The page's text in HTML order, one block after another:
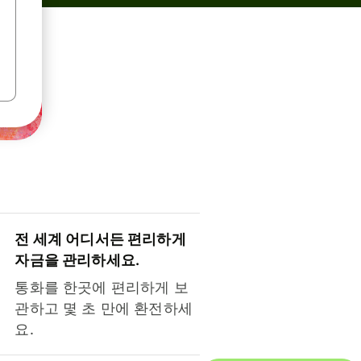
전 세계 어디서든 편리하게
자금을 관리하세요.
통화를 한곳에 편리하게 보
관하고 몇 초 만에 환전하세
요.